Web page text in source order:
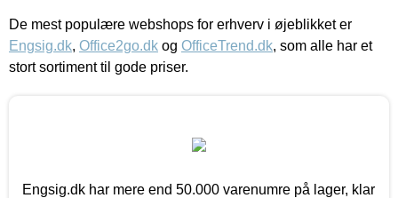
De mest populære webshops for erhverv i øjeblikket er
Engsig.dk, Office2go.dk og OfficeTrend.dk, som alle har et
stort sortiment til gode priser.
Engsig.dk har mere end 50.000 varenumre på lager, klar